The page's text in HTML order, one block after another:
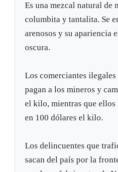
Es una mezcal natural de
columbita y tantalita. Se
arenosos y su apariencia
oscura.
Los comerciantes
pagan a los mineros y
el kilo, mientras que
en 100 dólares el kilo.
Los delincuentes que
sacan del país por la